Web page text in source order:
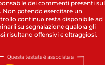
dei commenti presenti sul
Non potendo esercitare un
continuo resta disponibile ad
su segnalazione qualora gli
risultano offensivi e oltraggiosi.